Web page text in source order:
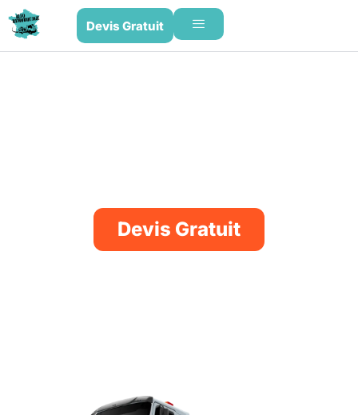
Devis Gratuit
Devis Gratuit